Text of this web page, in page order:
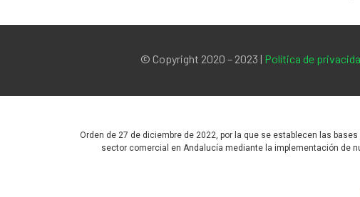
© Copyright 2020 – 2023 | Política de
Orden de 27 de diciembre de 2022, por la que se establecen las
sector comercial en Andalucía mediante la implementación de